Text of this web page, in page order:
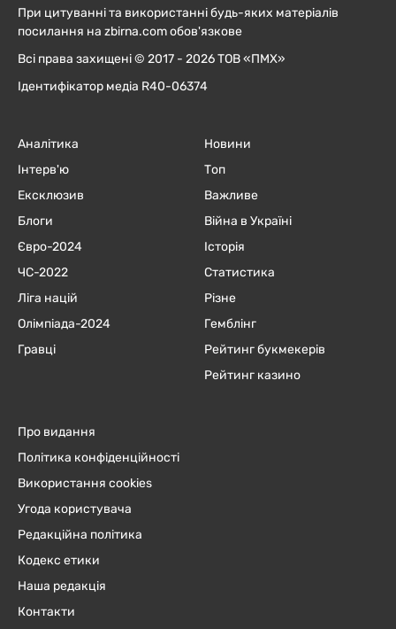
При цитуванні та використанні будь-яких матеріалів
посилання на zbirna.com обов'язкове
Всі права захищені © 2017 - 2026 ТОВ «ПМХ»
Ідентифікатор медіа R40-06374
Аналітика
Інтерв'ю
Ексклюзив
Блоги
Євро-2024
ЧC-2022
Ліга націй
Олімпіада-2024
Гравці
Новини
Топ
Важливе
Війна в Україні
Історія
Статистика
Різне
Гемблінг
Рейтинг букмекерів
Рейтинг казино
Про видання
Політика конфіденційності
Використання cookies
Угода користувача
Редакційна політика
Кодекс етики
Наша редакція
Контакти